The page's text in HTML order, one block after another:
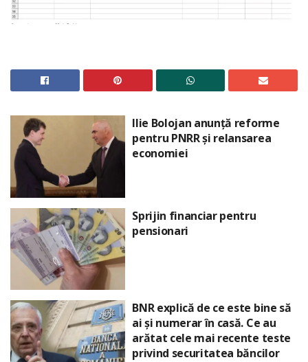
Ilie Bolojan anunță reforme
pentru PNRR și relansarea
economiei
Sprijin financiar pentru
pensionari
BNR explică de ce este bine să
ai și numerar în casă. Ce au
arătat cele mai recente teste
privind securitatea băncilor